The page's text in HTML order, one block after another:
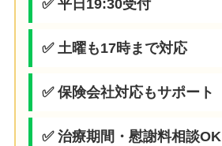
✅ 平日19:30受付
✅ 土曜も17時まで対応
✅ 保険会社対応もサポート
✅ 治療期間・慰謝料相談OK